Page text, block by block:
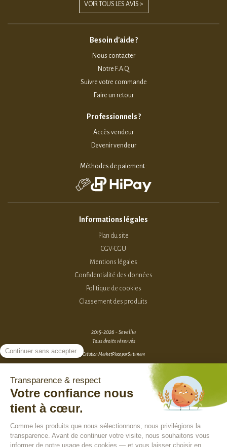
VOIR TOUS LES AVIS >
Besoin d'aide ?
Nous contacter
Notre F.A.Q
Suivre votre commande
Faire un retour
Professionnels ?
Accès vendeur
Devenir vendeur
Méthodes de paiement :
Informations légales
Plan du site
CGV-CGU
Mentions légales
Confidentialité des données
Politique de cookies
Classement des produits
2015-2026 - Sevellia
Tous droits réservés
Création MarketPlace par Sutunam
ACCÈS VENDEURS
CONTACTEZ-NOUS